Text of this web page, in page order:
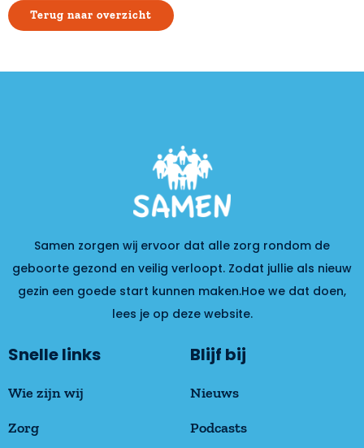
Terug naar overzicht
Samen zorgen wij ervoor dat alle zorg rondom de
geboorte gezond en veilig verloopt. Zodat jullie als nieuw
gezin een goede start kunnen maken.Hoe we dat doen,
lees je op deze website.
Snelle links
Wie zijn wij
Zorg
Blijf bij
Nieuws
Podcasts